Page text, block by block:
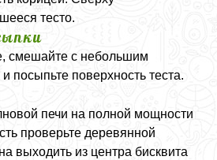
тесто.
смешайте с небольшим
посыпьте поверхность теста.
печи на полной мощности
проверьте деревянной
выходить из центра бисквита